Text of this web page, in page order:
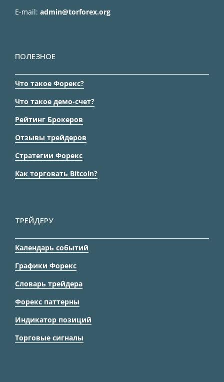
E-mail: admin@torforex.org
ПОЛЕЗНОЕ
Что такое Форекс?
Что такое демо-счет?
Рейтинг Брокеров
Отзывы трейдеров
Стратегии Форекс
Как торговать Bitcoin?
ТРЕЙДЕРУ
Календарь событий
Графики Форекс
Словарь трейдера
Форекс паттерны
Индикатор позиций
Торговые сигналы